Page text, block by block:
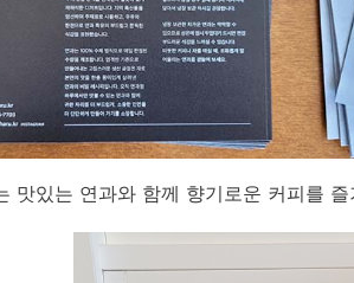
맛있는 연과와 함께 향기로운 커피를